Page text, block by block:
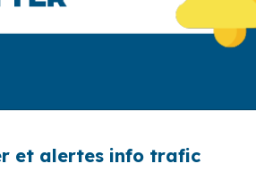
et alertes info trafic